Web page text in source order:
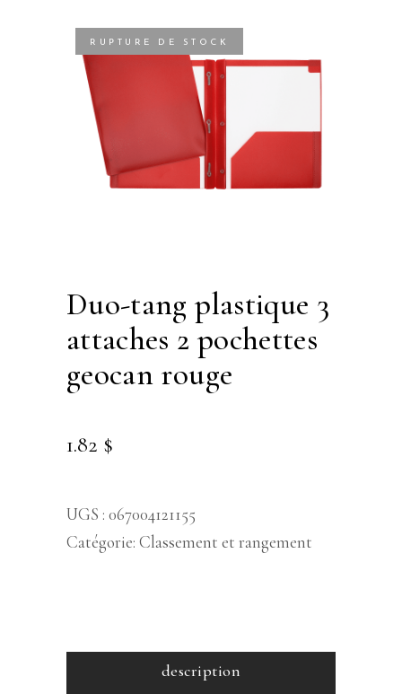
RUPTURE DE STOCK
duo-tang plastique 3
attaches 2 pochettes
geocan rouge
1.82 $
UGS : 067004121155
Catégorie: Classement et rangement
description